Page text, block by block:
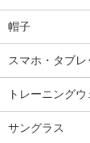
帽子
スマホ・タブレ
トレーニング
サングラス